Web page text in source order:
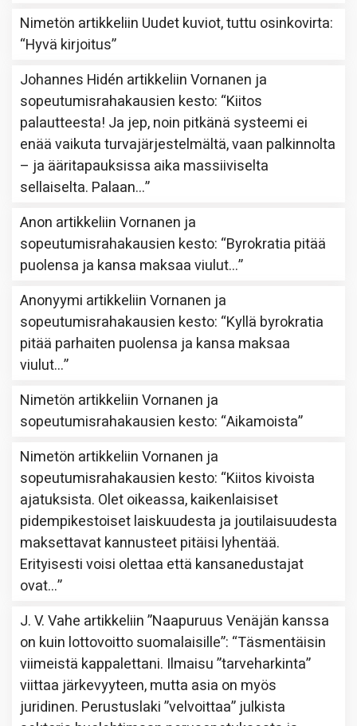
Nimetön artikkeliin Uudet kuviot, tuttu osinkovirta:
“Hyvä kirjoitus”
Johannes Hidén artikkeliinVornanen ja
sopeutumisrahakausien kesto: “Kiitos
palautteesta! Ja jep, noin pitkänä systeemi ei
enää vaikuta turvajärjestelmältä, vaan palkinnolta
– ja ääritapauksissa aika massiiviselta
sellaiselta. Palaan…”
Anon artikkeliinVornanen ja
sopeutumisrahakausien kesto: “Byrokratia pitää
puolensa ja kansa maksaa viulut…”
Anonyymi artikkeliinVornanen ja
sopeutumisrahakausien kesto: “Kyllä byrokratia
pitää parhaiten puolensa ja kansa maksaa
viulut…”
Nimetön artikkeliinVornanen ja
sopeutumisrahakausien kesto: “Aikamoista”
Nimetön artikkeliinVornanen ja
sopeutumisrahakausien kesto: “Kiitos kivoista
ajatuksista. Olet oikeassa, kaikenlaisiset
pidempikestoiset laiskuudesta ja joutilaisuudesta
maksettavat kannusteet pitäisi lyhentää.
Erityisesti voisi olettaa että kansanedustajat
ovat…”
J. V. Vahe artikkeliin”Naapuruus Venäjän kanssa
on kuin lottovoitto suomalaisille”: “Täsmentäisin
viimeistä kappalettani. Ilmaisu ”tarveharkinta”
viittaa järkevyyteen, mutta asia on myös
juridinen. Perustuslaki ”velvoittaa” julkista